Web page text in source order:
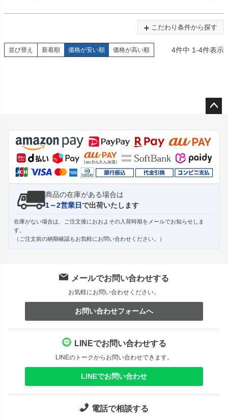
こだわり条件から探す
並び替え 新着順 価格が安い順 価格が高い順 4件中 1-4件表示
ジト
ップ
へ
商品の在庫がある場合は
1～2営業日で出荷いたします
在庫がない場合は、ご注文後におおよその入荷時期をメールでお知らせしま
す。
（ご注文前の納期確認もお気軽にお問い合わせください。）
メールでお問い合わせする
お気軽にお問い合わせください。
お問い合わせフォームへ
LINEでお問い合わせする
LINEのトークからお問い合わせできます。
LINEでお問い合わせ
電話で相談する